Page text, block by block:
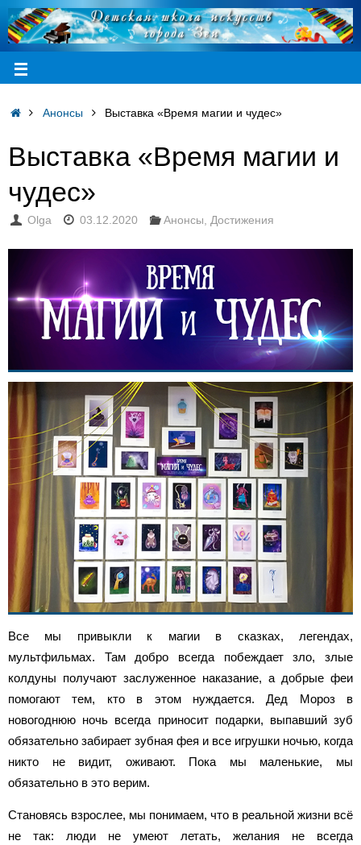
Анонсы Выставка «Время магии и чудес»
Выставка «Время магии и
чудес»
Olga 03.12.2020 Анонсы, Достижения
Все мы привыкли к магии в сказках, легендах,
мультфильмах. Там добро всегда побеждает зло, злые
колдуны получают заслуженное наказание, а добрые феи
помогают тем, кто в этом нуждается. Дед Мороз в
новогоднюю ночь всегда приносит подарки, выпавший зуб
обязательно забирает зубная фея и все игрушки ночью, когда
никто не видит, оживают. Пока мы маленькие, мы
обязательно в это верим.
Становясь взрослее, мы понимаем, что в реальной жизни всё
не так: люди не умеют летать, желания не всегда